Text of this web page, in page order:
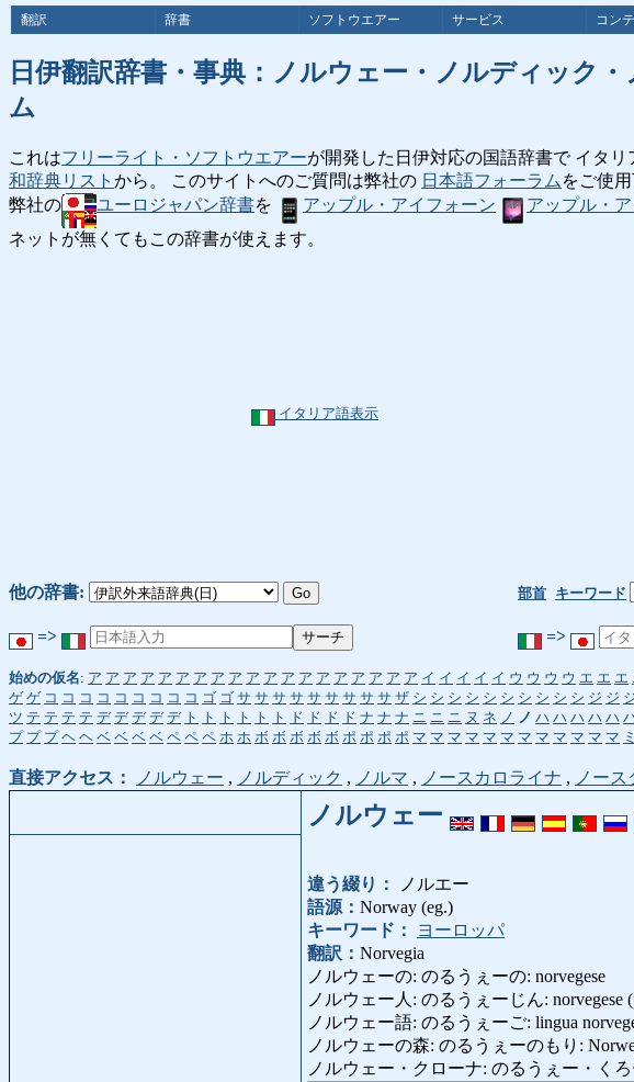
翻訳 辞書 ソフトウエアー サービス コン
日伊翻訳辞書・事典：ノルウェー・ノルディック
ム
これはフリーライト・ソフトウエアーが開発した日伊対応の国語辞書で イタ
和辞典リスト から。 このサイトへのご質問は弊社の 日本語フォーラム をご使用
弊社の
ユーロジャパン辞書を アップル・アイフォーン アップル・
ネットが無くてもこの辞書が使えます。
イタリア語表示
他の辞書: 部首 キーワード
=> =>
始めの仮名: ア ア ア ア ア ア ア ア ア ア ア ア ア ア ア ア ア ア ア イ イ イ イ イ ウ ウ ウ ウ エ エ エ
ゲ ゲ コ コ コ コ コ コ コ コ コ ゴ ゴ サ サ サ サ サ サ サ サ サ ザ シ シ シ シ シ シ シ シ シ シ ジ ジ
ツ テ テ テ テ デ デ デ デ デ ト ト ト ト ト ト ド ド ド ド ナ ナ ナ ニ ニ ニ ヌ ネ ノ ノ ハ ハ ハ ハ ハ
プ プ プ ヘ ヘ ベ ベ ベ ベ ペ ペ ペ ホ ホ ボ ボ ボ ボ ボ ポ ポ ポ ポ マ マ マ マ マ マ マ マ マ マ マ マ ミ
直接アクセス： ノルウェー , ノルディック , ノルマ , ノースカロライナ , ノース
ノルウェー
違う綴り：
ノルエー
語源： Norway (eg.)
キーワード：
ヨーロッパ
翻訳： Norvegia
ノルウェーの: のるうぇーの: norvegese
ノルウェー人: のるうぇーじん: norvegese
ノルウェー語: のるうぇーご: lingua
ノルウェーの森: のるうぇーのもり:
ノルウェー・クローナ: のるうぇー・くろ